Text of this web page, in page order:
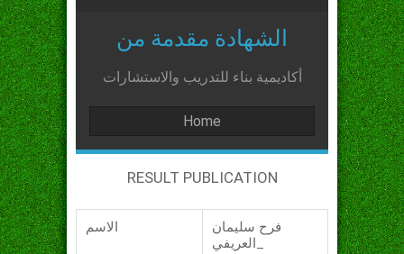
الشهادة مقدمة من
أكاديمية بناء للتدريب والاستشارات
Home
RESULT PUBLICATION
الاسم
فرح سليمان